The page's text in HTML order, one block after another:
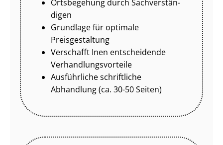
Ortsbegehung durch Sach­ver­stän­
di­gen
Grundlage für optimale
Preisgestaltung
Verschafft Inen entscheidende
Ver­hand­lungs­vor­tei­le
Ausführliche schriftliche
Abhandlung (ca. 30-50 Seiten)